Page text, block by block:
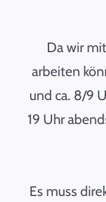
Da wir
arbeiten
und ca. 8/9
19 Uhr
Es muss